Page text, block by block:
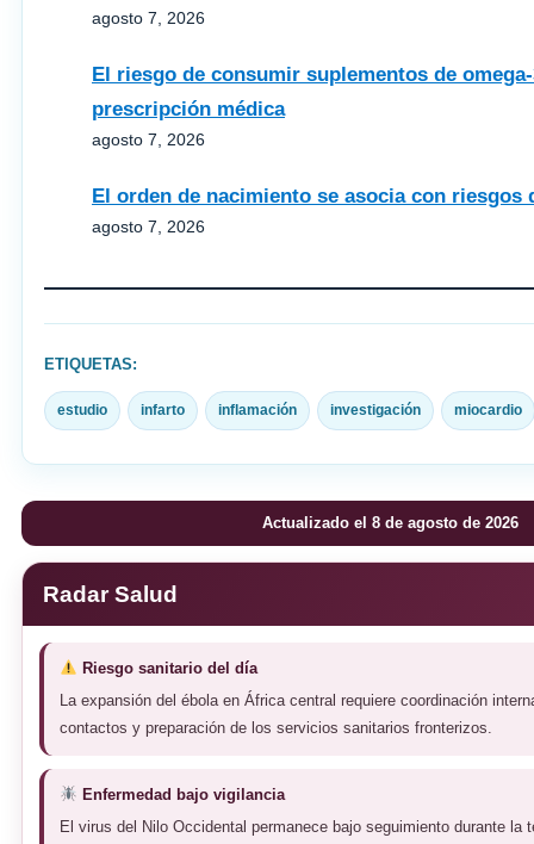
agosto 7, 2026
El riesgo de consumir suplementos de
prescripción médica
agosto 7, 2026
El orden de nacimiento se asocia con riesgos
agosto 7, 2026
ETIQUETAS:
estudio infarto inflamación investigación miocardio
Actualizado el 8 de agosto de 2026
Radar Salud
Riesgo sanitario del día
La expansión del ébola en África central requiere coordinación
contactos y preparación de los servicios sanitarios fronterizos.
Enfermedad bajo vigilancia
El virus del Nilo Occidental permanece bajo seguimiento durante la